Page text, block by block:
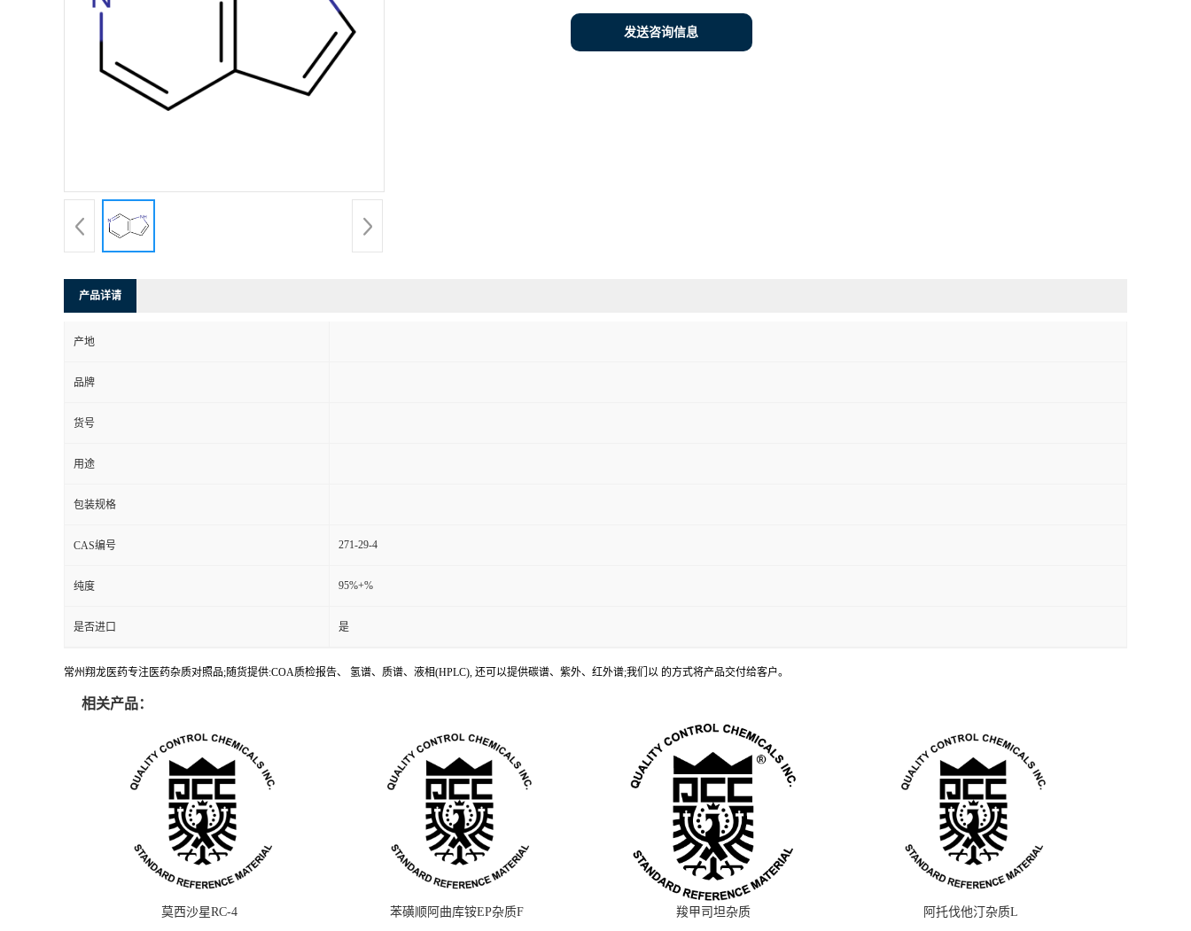
发送咨询信息
产品详请
产地
品牌
货号
用途
包装规格
CAS编号 271-29-4
纯度 95%+%
是否进口 是
常州翔龙医药专注医药杂质对照品;随货提供:COA质检报告、 氢谱、质谱、液相(HPLC), 还可以提供碳谱、紫外、红外谱;我们以 的方式将产品交付给客户。
相关产品：
莫西沙星RC-4 苯磺顺阿曲库铵EP杂质F 羧甲司坦杂质 阿托伐他汀杂质L